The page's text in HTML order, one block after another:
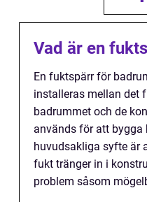
Vad är en
En fuktspärr för
installeras mellan det
badrummet och de
används för att bygga
huvudsakliga syfte är
fukt tränger in i
problem såsom